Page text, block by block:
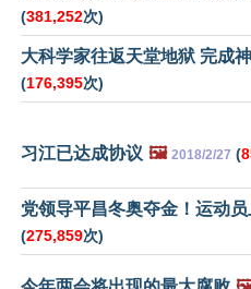
(381,252次)
大科学家往返天堂地狱 完成
(176,395次)
习江已达成协议 🖼️ 2018/2/27 (
党领导平昌冬奥夺金！运动
(275,859次)